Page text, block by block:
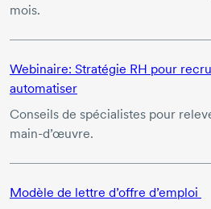
mois.
Webinaire: Stratégie RH pour
automatiser
Conseils de spécialistes pour
main-d’œuvre.
Modèle de lettre d’offre d’emploi